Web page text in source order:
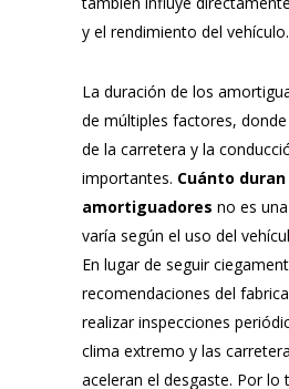
y el rendimiento del vehículo.
La duración de los
de múltiples factores,
de la carretera y la
importantes. Cuánto duran
amortiguadores no es
varía según el uso del
En lugar de seguir
recomendaciones del
realizar inspecciones
clima extremo y las
aceleran el desgaste. Por lo